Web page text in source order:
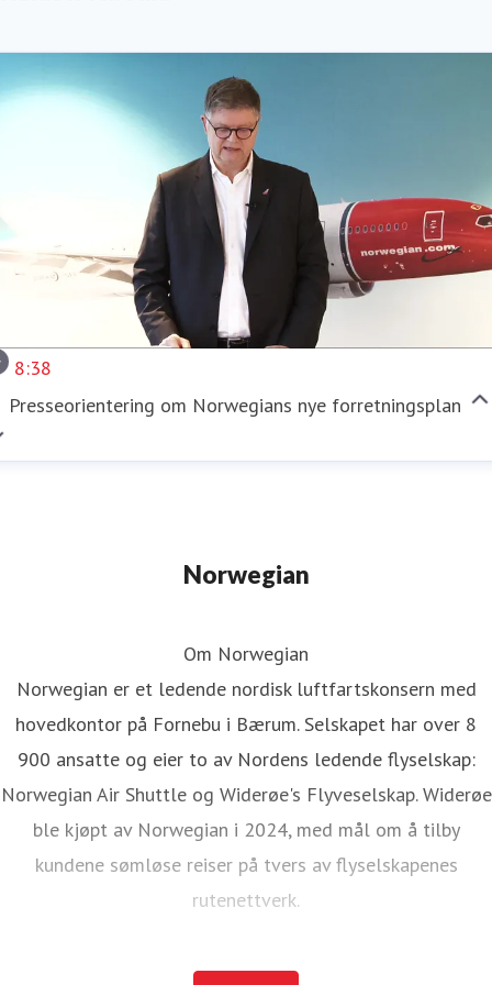
8:38
Presseorientering om Norwegians nye forretningsplan
Norwegian
Om Norwegian
Norwegian er et ledende nordisk luftfartskonsern med
hovedkontor på Fornebu i Bærum. Selskapet har over 8
900 ansatte og eier to av Nordens ledende flyselskap:
Norwegian Air Shuttle og Widerøe's Flyveselskap. Widerøe
ble kjøpt av Norwegian i 2024, med mål om å tilby
kundene sømløse reiser på tvers av flyselskapenes
rutenettverk.
Norwegian Air Shuttle har rundt 5 200 ansatte og tilbyr et